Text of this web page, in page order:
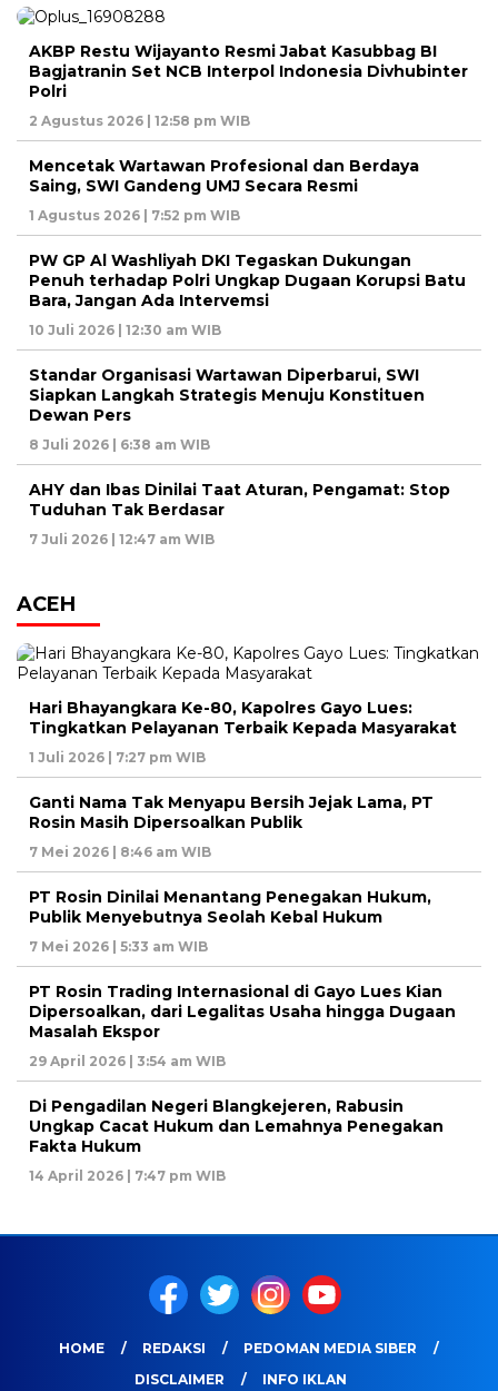
AKBP Restu Wijayanto Resmi Jabat Kasubbag BI
Bagjatranin Set NCB Interpol Indonesia Divhubinter
Polri
2 Agustus 2026 | 12:58 pm WIB
Mencetak Wartawan Profesional dan Berdaya
Saing, SWI Gandeng UMJ Secara Resmi
1 Agustus 2026 | 7:52 pm WIB
PW GP Al Washliyah DKI Tegaskan Dukungan
Penuh terhadap Polri Ungkap Dugaan Korupsi Batu
Bara, Jangan Ada Intervemsi
10 Juli 2026 | 12:30 am WIB
Standar Organisasi Wartawan Diperbarui, SWI
Siapkan Langkah Strategis Menuju Konstituen
Dewan Pers
8 Juli 2026 | 6:38 am WIB
AHY dan Ibas Dinilai Taat Aturan, Pengamat: Stop
Tuduhan Tak Berdasar
7 Juli 2026 | 12:47 am WIB
ACEH
Hari Bhayangkara Ke-80, Kapolres Gayo Lues:
Tingkatkan Pelayanan Terbaik Kepada Masyarakat
1 Juli 2026 | 7:27 pm WIB
Ganti Nama Tak Menyapu Bersih Jejak Lama, PT
Rosin Masih Dipersoalkan Publik
7 Mei 2026 | 8:46 am WIB
PT Rosin Dinilai Menantang Penegakan Hukum,
Publik Menyebutnya Seolah Kebal Hukum
7 Mei 2026 | 5:33 am WIB
PT Rosin Trading Internasional di Gayo Lues Kian
Dipersoalkan, dari Legalitas Usaha hingga Dugaan
Masalah Ekspor
29 April 2026 | 3:54 am WIB
Di Pengadilan Negeri Blangkejeren, Rabusin
Ungkap Cacat Hukum dan Lemahnya Penegakan
Fakta Hukum
14 April 2026 | 7:47 pm WIB
HOME REDAKSI
PEDOMAN MEDIA SIBER
DISCLAIMER
INFO IKLAN